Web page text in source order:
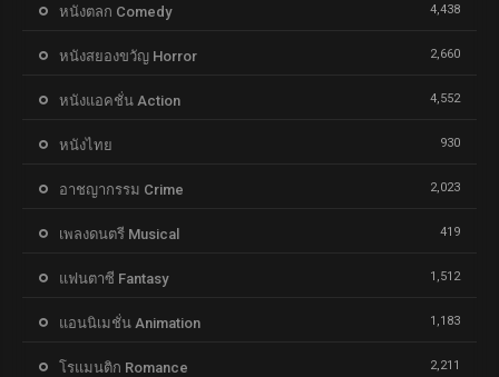
หนังตลก Comedy 4,438
หนังสยองขวัญ Horror 2,660
หนังแอคชั่น Action 4,552
หนังไทย 930
อาชญากรรม Crime 2,023
เพลงดนตรี Musical 419
แฟนตาซี Fantasy 1,512
แอนนิเมชั่น Animation 1,183
โรแมนติก Romance 2,211